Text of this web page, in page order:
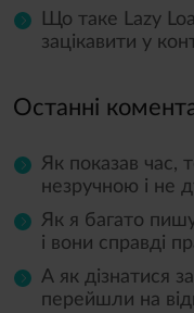
Що таке Lazy
зацікавити у
Останні
Як показав час,
незручною і не
Як я багато
і вони справді
А як дізнатися
перейшли на